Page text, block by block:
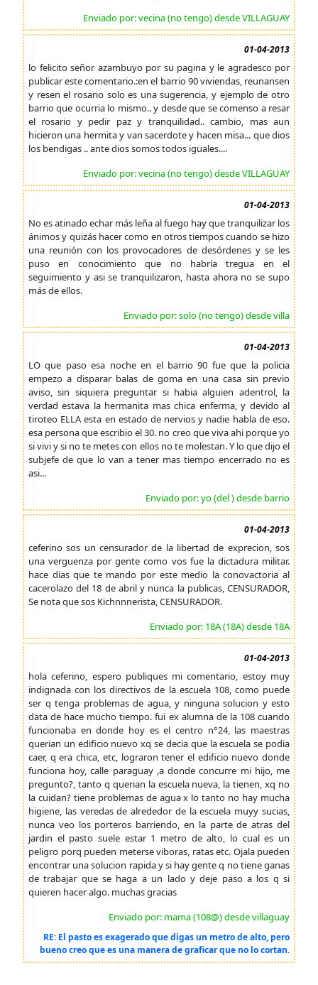
Enviado por: vecina (no tengo) desde VILLAGUAY
01-04-2013
lo felicito señor azambuyo por su pagina y le agradesco por
publicar este comentario.:en el barrio 90 viviendas, reunansen
y resen el rosario solo es una sugerencia, y ejemplo de otro
barrio que ocurria lo mismo.. y desde que se comenso a resar
el rosario y pedir paz y tranquilidad.. cambio, mas aun
hicieron una hermita y van sacerdote y hacen misa... que dios
los bendigas .. ante dios somos todos iguales....
Enviado por: vecina (no tengo) desde VILLAGUAY
01-04-2013
No es atinado echar más leña al fuego hay que tranquilizar los
ánimos y quizás hacer como en otros tiempos cuando se hizo
una reunión con los provocadores de desórdenes y se les
puso en conocimiento que no habría tregua en el
seguimiento y asi se tranquilizaron, hasta ahora no se supo
más de ellos.
Enviado por: solo (no tengo) desde villa
01-04-2013
LO que paso esa noche en el barrio 90 fue que la policia
empezo a disparar balas de goma en una casa sin previo
aviso, sin siquiera preguntar si habia alguien adentrol, la
verdad estava la hermanita mas chica enferma, y devido al
tiroteo ELLA esta en estado de nervios y nadie habla de eso.
esa persona que escribio el 30. no creo que viva ahi porque yo
si vivi y si no te metes con ellos no te molestan. Y lo que dijo el
subjefe de que lo van a tener mas tiempo encerrado no es
asi...
Enviado por: yo (del ) desde barrio
01-04-2013
ceferino sos un censurador de la libertad de exprecion, sos
una verguenza por gente como vos fue la dictadura militar.
hace dias que te mando por este medio la conovactoria al
cacerolazo del 18 de abril y nunca la publicas, CENSURADOR,
Se nota que sos Kichnnnerista, CENSURADOR.
Enviado por: 18A (18A) desde 18A
01-04-2013
hola ceferino, espero publiques mi comentario, estoy muy
indignada con los directivos de la escuela 108, como puede
ser q tenga problemas de agua, y ninguna solucion y esto
data de hace mucho tiempo. fui ex alumna de la 108 cuando
funcionaba en donde hoy es el centro n°24, las maestras
querian un edificio nuevo xq se decia que la escuela se podia
caer, q era chica, etc, lograron tener el edificio nuevo donde
funciona hoy, calle paraguay ,a donde concurre mi hijo, me
pregunto?, tanto q querian la escuela nueva, la tienen, xq no
la cuidan? tiene problemas de agua x lo tanto no hay mucha
higiene, las veredas de alrededor de la escuela muyy sucias,
nunca veo los porteros barriendo, en la parte de atras del
jardin el pasto suele estar 1 metro de alto, lo cual es un
peligro porq pueden meterse viboras, ratas etc. Ojala pueden
encontrar una solucion rapida y si hay gente q no tiene ganas
de trabajar que se haga a un lado y deje paso a los q si
quieren hacer algo. muchas gracias
Enviado por: mama (108@) desde villaguay
RE: El pasto es exagerado que digas un metro de alto, pero
bueno creo que es una manera de graficar que no lo cortan.